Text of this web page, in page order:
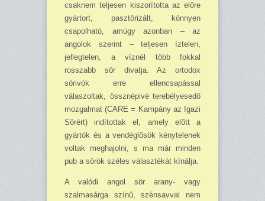
csaknem teljesen kiszorította az előre
gyártort, pasztörizált, könnyen
csapolható, amúgy azonban – az
angolok szerint – teljesen íztelen,
jellegtelen, a víznél több fokkal
rosszabb sör divatja. Az ortodox
sörivók erre ellen­csapással
válaszoltak, össznépivé terebélyesedő
mozgalmat (CARE = Kampány az Igazi
Sörért) indítottak el, amely előtt a
gyártók és a vendéglősök kénytelenek
voltak meghajolni, s ma már minden
pub a sörök széles választékát kínálja.
A valódi angol sör arany- vagy
szalmasárga színű, szénsavval nem